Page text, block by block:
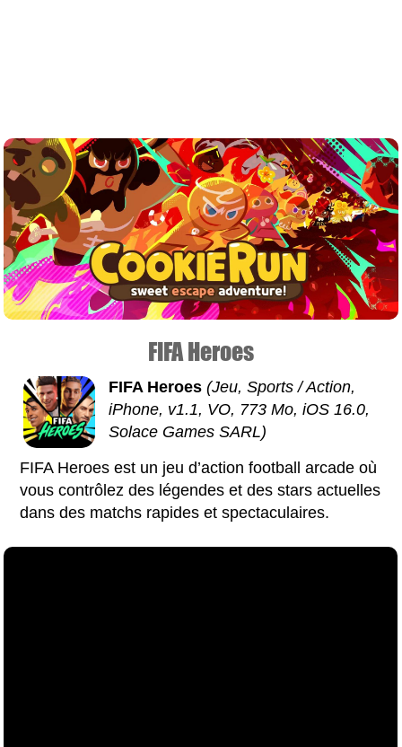
FIFA Heroes
FIFA Heroes (Jeu, Sports / Action,
iPhone, v1.1, VO, 773 Mo, iOS 16.0,
Solace Games SARL)
FIFA Heroes est un jeu d’action football arcade où
vous contrôlez des légendes et des stars actuelles
dans des matchs rapides et spectaculaires.